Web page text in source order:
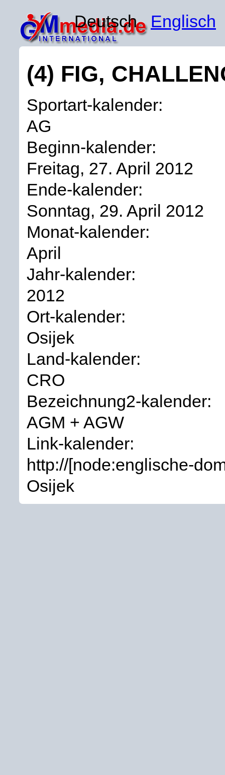
Deutsch Englisch
(4) FIG,
Sportart-kalender:
AG
Beginn-kalender:
Freitag, 27. April 2012
Ende-kalender:
Sonntag, 29. April 2012
Monat-kalender:
April
Jahr-kalender:
2012
Ort-kalender:
Osijek
Land-kalender:
CRO
Bezeichnung2-kalender:
AGM + AGW
Link-kalender:
http://[node:englische-
Osijek